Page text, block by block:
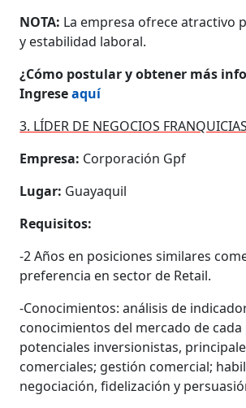
NOTA: La empresa ofrece atractivo
y estabilidad laboral.
¿Cómo postular y obtener más
Ingreseaquí
3. LÍDER DE NEGOCIOS FRANQUICIAS
Empresa: Corporación Gpf
Lugar: Guayaquil
Requisitos:
-2 Años en posiciones similares
preferencia en sector de Retail.
-Conocimientos: análisis de
conocimientos del mercado de cada
potenciales inversionistas,
comerciales; gestión comercial;
negociación, fidelización y